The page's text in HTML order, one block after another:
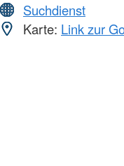
Suchdienst
Karte: Link zur